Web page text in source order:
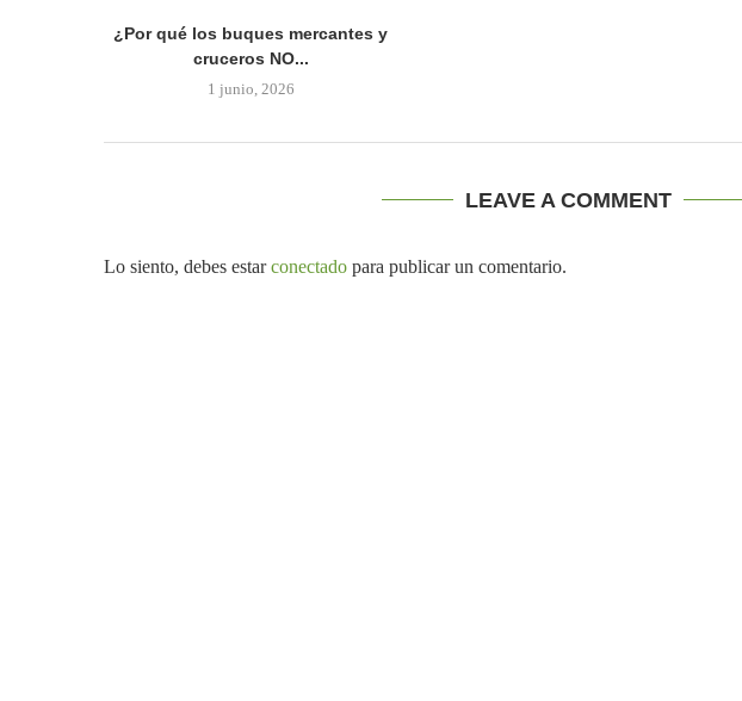
¿Por qué los buques mercantes y
cruceros NO...
1 junio, 2026
LEAVE A COMMENT
Lo siento, debes estarconectado para publicar un comentario.